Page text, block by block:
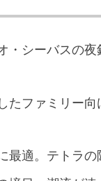
・シーバスの
たファミリー向
最適。テトラの